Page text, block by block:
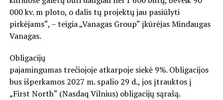
000 kv. m ploto, o dalis tų projektų jau pasiūlyti
pirkėjams“, – teigia „Vanagas Group“ įkūrėjas Mindaugas
Vanagas.
Obligacijų
pajamingumas trečiojoje atkarpoje siekė 9%. Obligacijos
bus išperkamos 2027 m. spalio 29 d., jos įtrauktos į
„First North“ (Nasdaq Vilnius) obligacijų sąrašą.